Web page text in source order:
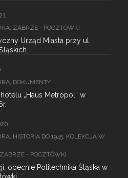
, ZABRZE - POCZTÓWKI
Urząd Miasta przy ul.
, DOKUMENTY
hotelu „Haus Metropol“ w
, HISTORIA DO 1945, KOLEKCJA W.
ZABRZE - POCZTÓWKI
obecnie Politechnika Śląska w